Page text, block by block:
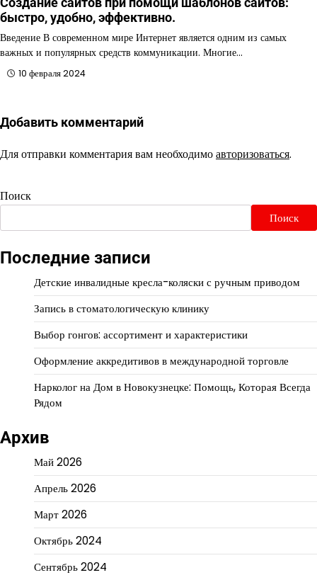
быстро, удобно, эффективно.
Введение В современном мире Интернет является одним из самых
важных и популярных средств коммуникации. Многие…
10 февраля 2024
Добавить комментарий
Для отправки комментария вам необходимоавторизоваться.
Поиск
Поиск
Последние записи
Детские инвалидные кресла-коляски с ручным приводом
Запись в стоматологическую клинику
Выбор гонгов: ассортимент и характеристики
Оформление аккредитивов в международной торговле
Нарколог на Дом в Новокузнецке: Помощь, Которая Всегда
Рядом
Архив
Май 2026
Апрель 2026
Март 2026
Октябрь 2024
Сентябрь 2024